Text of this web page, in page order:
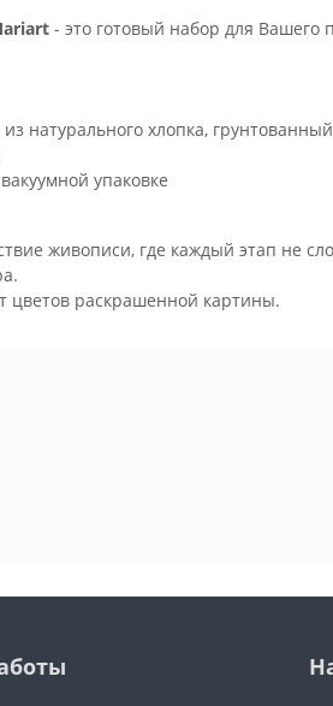
- это готовый набор для Вашего
натурального хлопка,
упаковке
живописи, где каждый этап не
цветов раскрашенной картины.